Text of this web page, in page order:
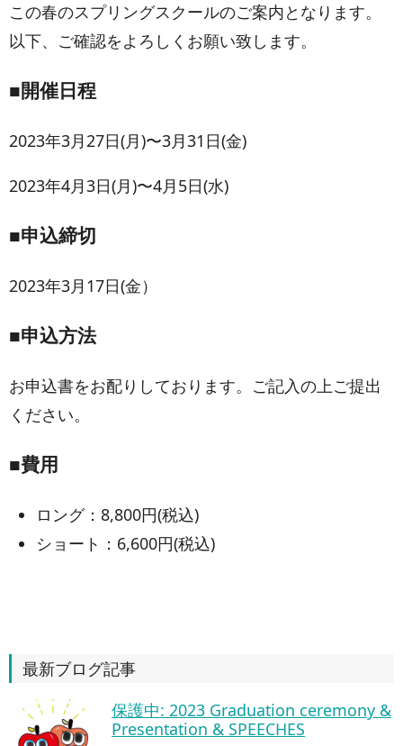
イベント
合格報告
この春のスプリングスクールのご案内となります。
以下、ご確認をよろしくお願い致します。
■開催日程
2023年3月27日(月)〜3月31日(金)
2023年4月3日(月)〜4月5日(水)
■申込締切
2023年3月17日(金）
■申込方法
お申込書をお配りしております。ご記入の上ご提出
ください。
■費用
ロング：8,800円(税込)
ショート：6,600円(税込)
最新ブログ記事
保護中: 2023 Graduation ceremony &
Presentation & SPEECHES